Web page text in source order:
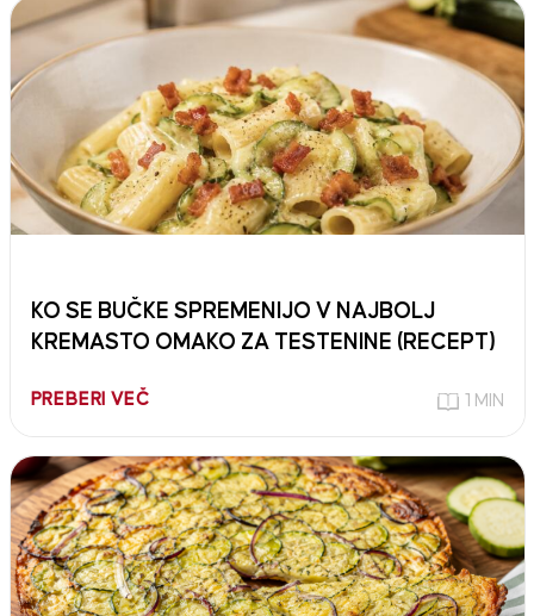
KO SE BUČKE SPREMENIJO V NAJBOLJ
KREMASTO OMAKO ZA TESTENINE (RECEPT)
PREBERI VEČ 1 MIN